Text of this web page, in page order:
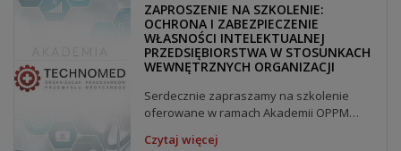
ZAPROSZENIE NA SZKOLENIE:
OCHRONA I ZABEZPIECZENIE
WŁASNOŚCI INTELEKTUALNEJ
PRZEDSIĘBIORSTWA W STOSUNKACH
WEWNĘTRZNYCH ORGANIZACJI
Serdecznie zapraszamy na szkolenie
oferowane w ramach Akademii OPPM
Czytaj więcej